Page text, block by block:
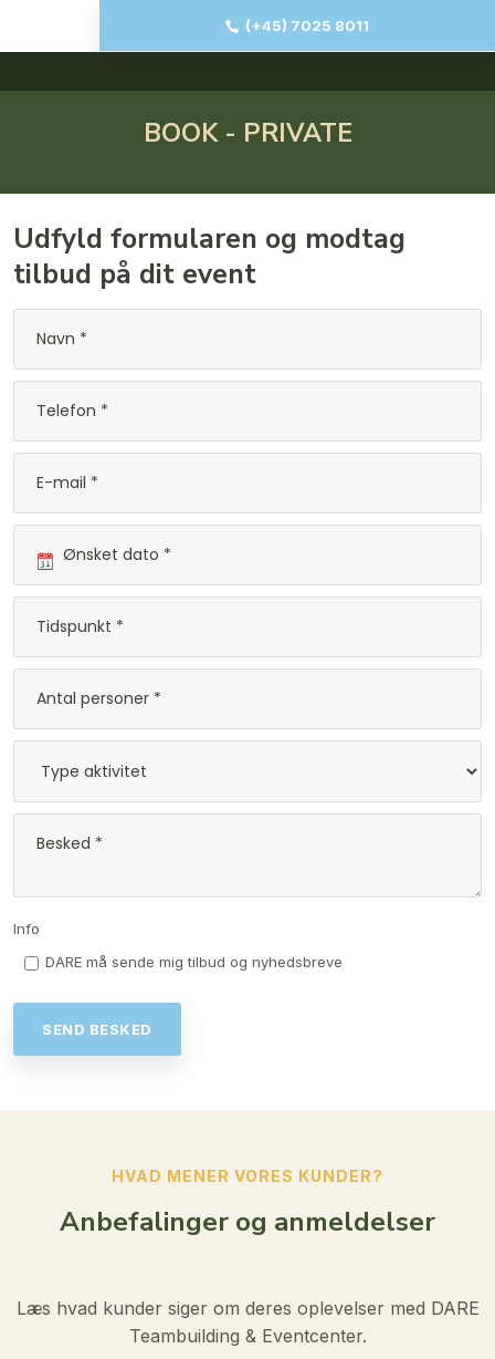
BOOK - PRIVATE​
(+45) 7025 8011
Udfyld formularen og modtag
tilbud på dit event​
Info
DARE må sende mig tilbud og nyhedsbreve
HVAD MENER VORES KUNDER?​
Anbefalinger og anmeldelser
Læs hvad kunder siger om deres oplevelser med DARE
Teambuilding & Eventcenter.